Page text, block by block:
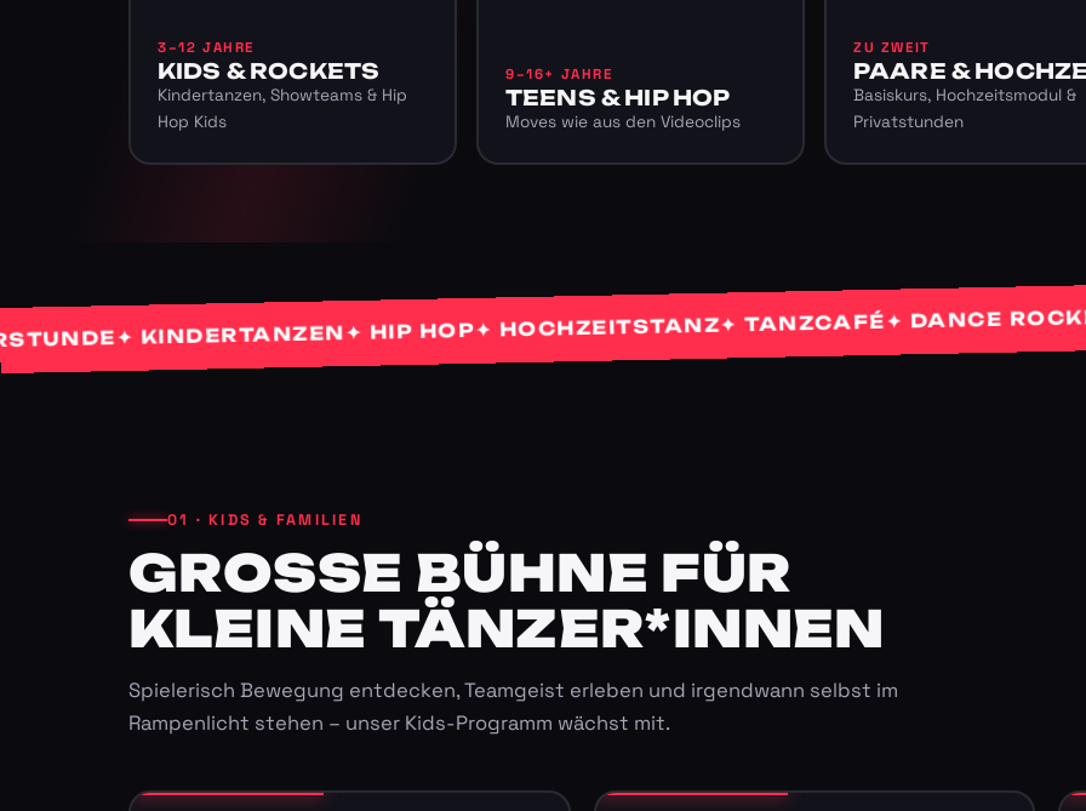
3–12 JAHRE
KIDS & ROCKETS
Kindertanzen, Showteams & Hip
Hop Kids
9–16+ JAHRE
TEENS & HIP HOP
Moves wie aus den Videoclips
ZU ZWEIT
PAARE &
Basiskurs, Hochzeitsmodul &
Privatstunden
✦ KINDERTANZEN✦ HIP HOP✦ HOCHZEITSTANZ✦ TANZCAFÉ✦ DANCE ROCKETS✦
01 · KIDS & FAMILIEN
GROSSE BÜHNE FÜR K
LEINE TÄNZER*INNEN
Spielerisch Bewegung entdecken, Teamgeist erleben und irgendwann selbst im
Rampenlicht stehen – unser Kids-Programm wächst mit.